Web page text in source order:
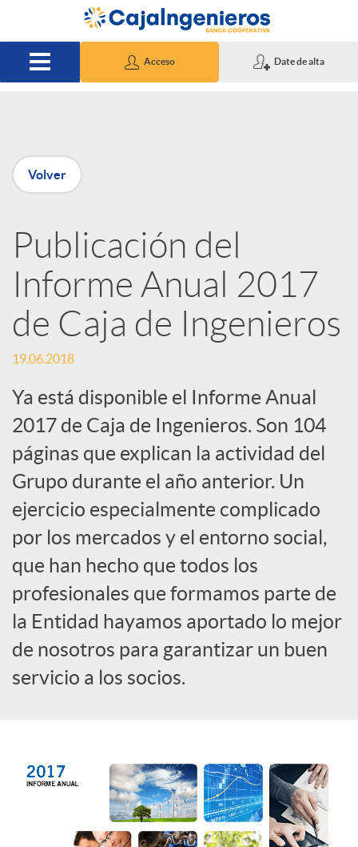
Saltar al contenido principal
Acceso Date de alta
P
u
b
l
i
c
a
d
o
r
d
c
Volver
Publicación del
Informe Anual 2017
de Caja de Ingenieros
19.06.2018
Ya está disponible el Informe Anual
2017 de Caja de Ingenieros. Son 104
páginas que explican la actividad del
Grupo durante el año anterior. Un
ejercicio especialmente complicado
por los mercados y el entorno social,
que han hecho que todos los
profesionales que formamos parte de
la Entidad hayamos aportado lo mejor
de nosotros para garantizar un buen
servicio a los socios.